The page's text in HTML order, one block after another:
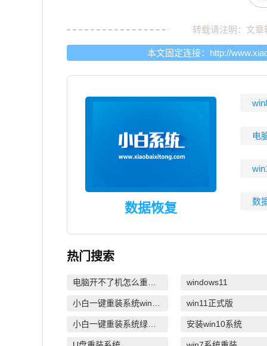
转载请注明：文
本文固定连接： http://
数据恢复
电
数
热门搜索
电脑开不了机怎么重装系统 windows11
win11正式版
小白一键重装系统绿色版 安装win10系统